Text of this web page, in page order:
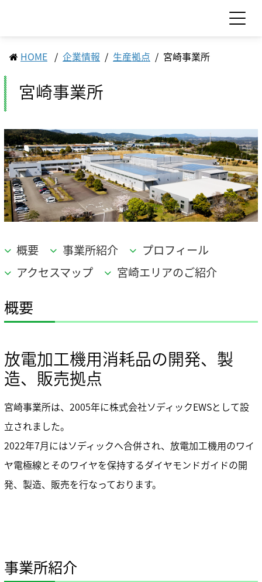
ニュース
情報メディア
採用情報
Global
製品情報 TOP
工作機械
産業機械
サプライ品
食品機械
モーション
セラミックス
コアテクノロジー
サポート・サービス情報
サポート・サービス情報 TOP
サポート情報一覧
サービス情報一覧
スクール・講習会
Sodick Connect
サステナビリティ
サステナビリティ TOP
トップメッセージ
マテリアリティ（重要課題）
ステークホルダーエンゲージメント
環境への取り組み
IR情報
経営方針
業績・財務情報
IRライブラリ
IRカレンダー
IRニュース
企業情報 TOP
会社概要・地図
組織図
営業・サービス拠点
生産拠点
調達方針
沿革
受賞歴
お問い合わせ 見積依頼
HOME 企業情報 生産拠点 宮崎事業所
宮崎事業所
概要 事業所紹介
プロフィール
アクセスマップ
宮崎エリアのご紹介
概要
放電加工機用消耗品の開発、製
造、販売拠点
宮崎事業所は、2005年に株式会社ソディックEWSとして設
立されました。
2022年7月にはソディックへ合併され、放電加工機用のワイ
ヤ電極線とそのワイヤを保持するダイヤモンドガイドの開
発、製造、販売を行なっております。
事業所紹介